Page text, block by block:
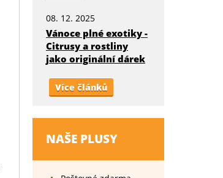
08. 12. 2025
Vánoce plné exotiky -
Citrusy a rostliny
jako originální dárek
Více článků
NAŠE PLUSY